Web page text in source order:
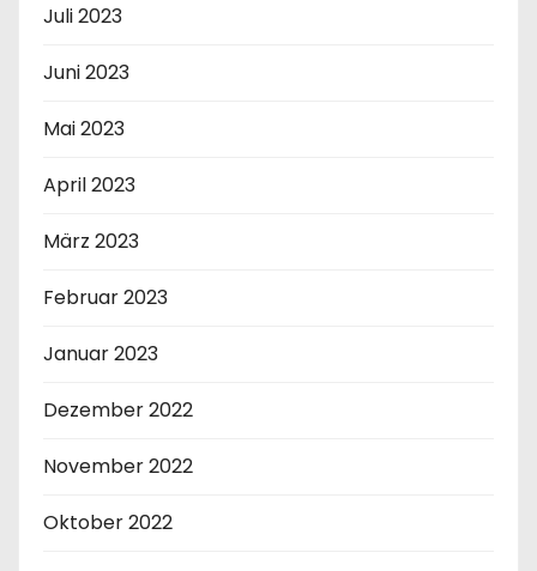
Juli 2023
Juni 2023
Mai 2023
April 2023
März 2023
Februar 2023
Januar 2023
Dezember 2022
November 2022
Oktober 2022